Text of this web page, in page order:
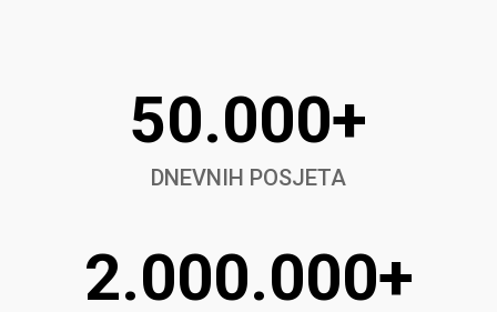
50.000+
DNEVNIH POSJETA
2.000.000+